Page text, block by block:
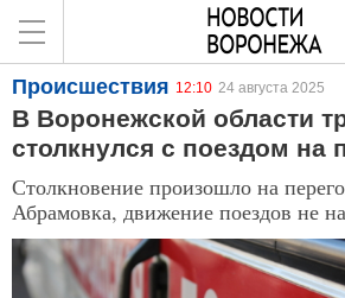
Происшествия 12:10 24 августа 2025
В Воронежской области
столкнулся с поездом на
Столкновение произошло на
Абрамовка, движение поездов не